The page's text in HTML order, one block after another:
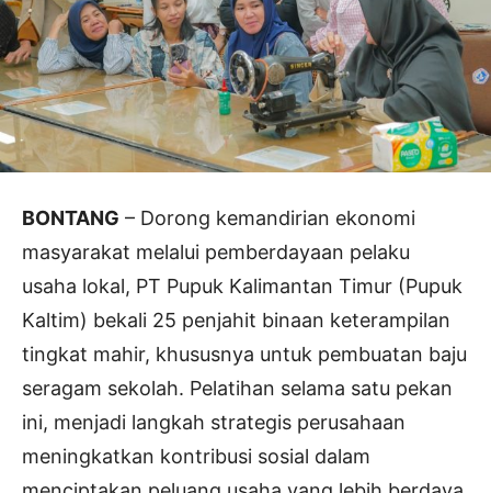
BONTANG – Dorong kemandirian ekonomi
masyarakat melalui pemberdayaan pelaku
usaha lokal, PT Pupuk Kalimantan Timur (Pupuk
Kaltim) bekali 25 penjahit binaan keterampilan
tingkat mahir, khususnya untuk pembuatan baju
seragam sekolah. Pelatihan selama satu pekan
ini, menjadi langkah strategis perusahaan
meningkatkan kontribusi sosial dalam